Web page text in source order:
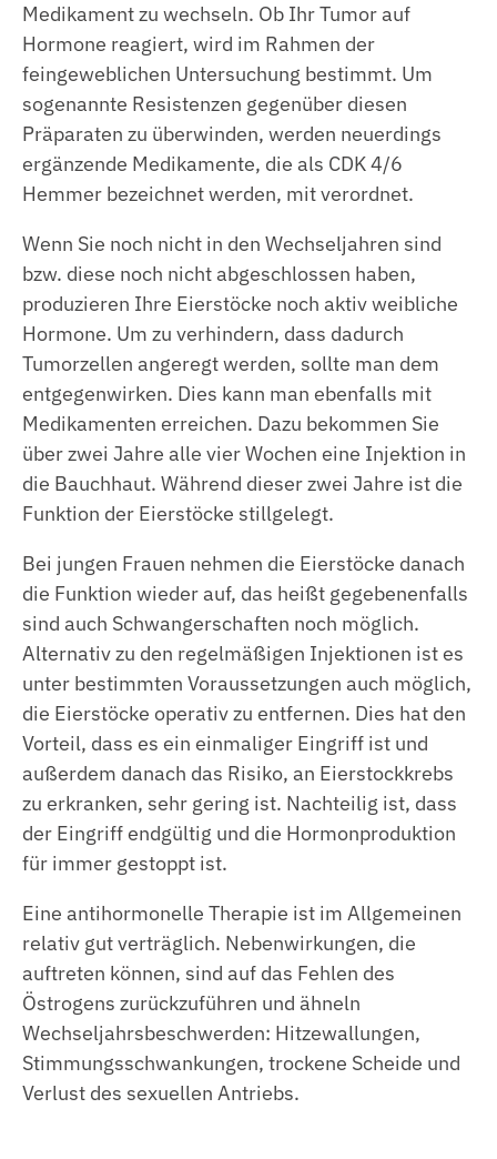
Medikament zu wechseln. Ob Ihr Tumor auf
Hormone reagiert, wird im Rahmen der
feingeweblichen Untersuchung bestimmt. Um
sogenannte Resistenzen gegenüber diesen
Präparaten zu überwinden, werden neuerdings
ergänzende Medikamente, die als CDK 4/6
Hemmer bezeichnet werden, mit verordnet.
Wenn Sie noch nicht in den Wechseljahren sind
bzw. diese noch nicht abgeschlossen haben,
produzieren Ihre Eierstöcke noch aktiv weibliche
Hormone. Um zu verhindern, dass dadurch
Tumorzellen angeregt werden, sollte man dem
entgegenwirken. Dies kann man ebenfalls mit
Medikamenten erreichen. Dazu bekommen Sie
über zwei Jahre alle vier Wochen eine Injektion in
die Bauchhaut. Während dieser zwei Jahre ist die
Funktion der Eierstöcke stillgelegt.
Bei jungen Frauen nehmen die Eierstöcke danach
die Funktion wieder auf, das heißt gegebenenfalls
sind auch Schwangerschaften noch möglich.
Alternativ zu den regelmäßigen Injektionen ist es
unter bestimmten Voraussetzungen auch möglich,
die Eierstöcke operativ zu entfernen. Dies hat den
Vorteil, dass es ein einmaliger Eingriff ist und
außerdem danach das Risiko, an Eierstockkrebs
zu erkranken, sehr gering ist. Nachteilig ist, dass
der Eingriff endgültig und die Hormonproduktion
für immer gestoppt ist.
Eine antihormonelle Therapie ist im Allgemeinen
relativ gut verträglich. Nebenwirkungen, die
auftreten können, sind auf das Fehlen des
Östrogens zurückzuführen und ähneln
Wechseljahrsbeschwerden: Hitzewallungen,
Stimmungsschwankungen, trockene Scheide und
Verlust des sexuellen Antriebs.